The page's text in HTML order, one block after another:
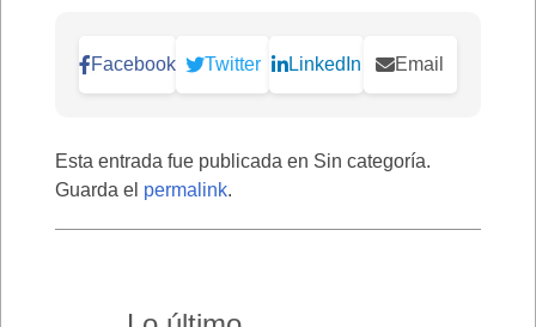
Facebook Twitter LinkedIn Email
Esta entrada fue publicada en Sin categoría.
Guarda el permalink.